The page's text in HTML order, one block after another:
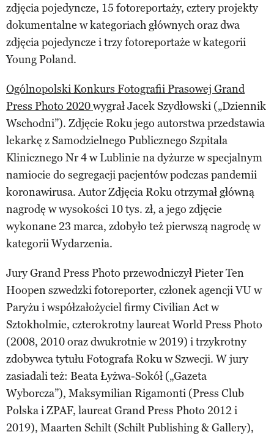
zdjęcia pojedyncze, 15 fotoreportaży, cztery projekty
dokumentalne w kategoriach głównych oraz dwa
zdjęcia pojedyncze i trzy fotoreportaże w kategorii
Young Poland.
Ogólnopolski Konkurs Fotografii Prasowej Grand
Press Photo 2020wygrał Jacek Szydłowski („Dziennik
Wschodni”). Zdjęcie Roku jego autorstwa przedstawia
lekarkę z Samodzielnego Publicznego Szpitala
Klinicznego Nr 4 w Lublinie na dyżurze w specjalnym
namiocie do segregacji pacjentów podczas pandemii
koronawirusa. Autor Zdjęcia Roku otrzymał główną
nagrodę w wysokości 10 tys. zł, a jego zdjęcie
wykonane 23 marca, zdobyło też pierwszą nagrodę w
kategorii Wydarzenia.
Jury Grand Press Photo przewodniczył Pieter Ten
Hoopen szwedzki fotoreporter, członek agencji VU w
Paryżu i współzałożyciel firmy Civilian Act w
Sztokholmie, czterokrotny laureat World Press Photo
(2008, 2010 oraz dwukrotnie w 2019) i trzykrotny
zdobywca tytułu Fotografa Roku w Szwecji. W jury
zasiadali też: Beata Łyżwa-Sokół („Gazeta
Wyborcza”), Maksymilian Rigamonti (Press Club
Polska i ZPAF, laureat Grand Press Photo 2012 i
2019), Maarten Schilt (Schilt Publishing & Gallery),